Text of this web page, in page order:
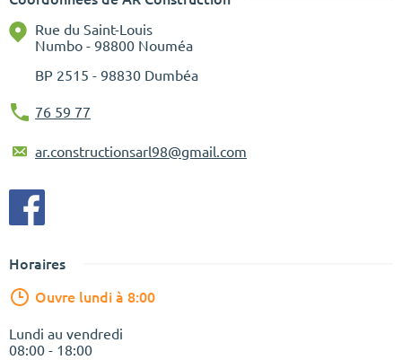
Rue du Saint-Louis
Numbo - 98800 Nouméa
BP 2515 - 98830 Dumbéa
76 59 77
ar.constructionsarl98@gmail.com
Horaires
Ouvre lundi à 8:00
Lundi au vendredi
08:00 - 18:00